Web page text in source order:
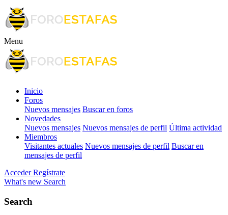
Menu
Inicio
Foros
Nuevos mensajes Buscar en foros
Novedades
Nuevos mensajes Nuevos mensajes de perfil Última actividad
Miembros
Visitantes actuales Nuevos mensajes de perfil Buscar en
mensajes de perfil
Acceder Regístrate
What's new Search
Search